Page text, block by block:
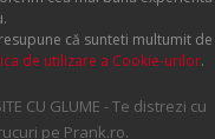
că sunteti multumit de
de utilizare a Cookie-urilor.
CU GLUME - Te distrezi cu
pe Prank.ro.